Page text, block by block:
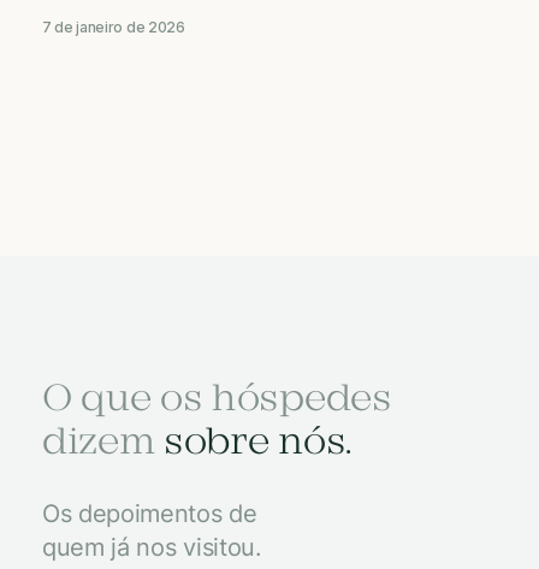
7 de janeiro de 2026
O que os hóspedes
dizem sobre nós.
Os depoimentos de
quem já nos visitou.